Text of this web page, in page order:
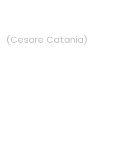
(Cesare Catania)